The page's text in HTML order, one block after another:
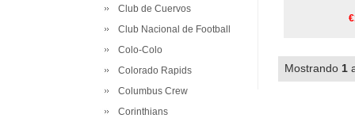
Club de Cuervos
Club Nacional de Football
Colo-Colo
Colorado Rapids
Columbus Crew
Corinthians
Mostrando 1